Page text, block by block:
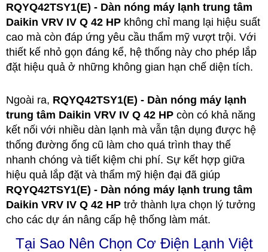
RQYQ42TSY1(E) - Dàn nóng máy lạnh trung tâm
Daikin VRV IV Q 42 HP không chỉ mang lại hiệu suất
cao mà còn đáp ứng yêu cầu thẩm mỹ vượt trội. Với
thiết kế nhỏ gọn đáng kể, hệ thống này cho phép lắp
đặt hiệu quả ở những không gian hạn chế diện tích.
Ngoài ra, RQYQ42TSY1(E) - Dàn nóng máy lạnh
trung tâm Daikin VRV IV Q 42 HP còn có khả năng
kết nối với nhiều dàn lạnh mà vẫn tận dụng được hệ
thống đường ống cũ làm cho quá trình thay thế
nhanh chóng và tiết kiệm chi phí. Sự kết hợp giữa
hiệu quả lắp đặt và thẩm mỹ hiện đại đã giúp
RQYQ42TSY1(E) - Dàn nóng máy lạnh trung tâm
Daikin VRV IV Q 42 HP trở thành lựa chọn lý tưởng
cho các dự án nâng cấp hệ thống làm mát.
Tại Sao Nên Chọn Cơ Điện Lạnh Việt